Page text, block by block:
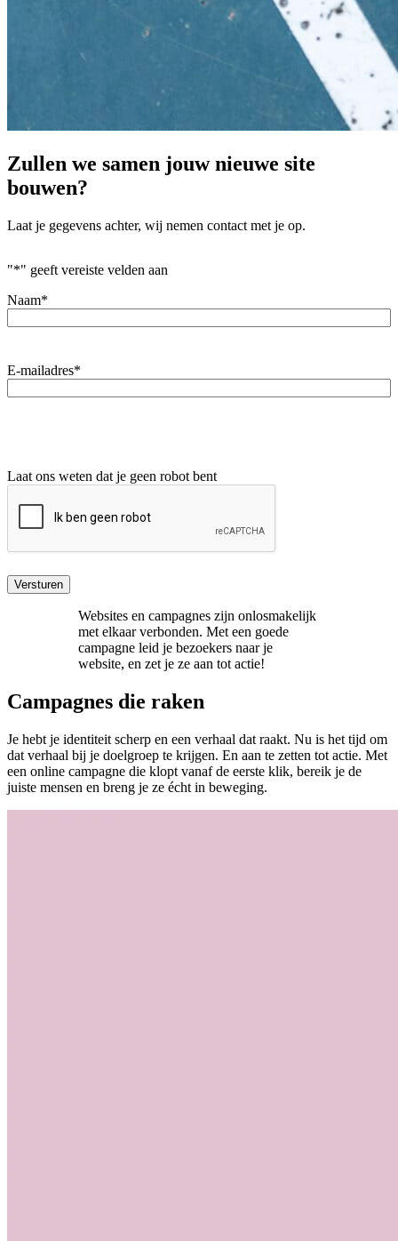
Zullen we samen jouw nieuwe site
bouwen?
Laat je gegevens achter, wij nemen contact met je op.
"*" geeft vereiste velden aan
Naam*
E-mailadres*
Laat ons weten dat je geen robot bent
Versturen
Websites en campagnes zijn onlosmakelijk
met elkaar verbonden. Met een goede
campagne leid je bezoekers naar je
website, en zet je ze aan tot actie!
Campagnes die raken
Je hebt je identiteit scherp en een verhaal dat raakt. Nu is het tijd om
dat verhaal bij je doelgroep te krijgen. En aan te zetten tot actie. Met
een online campagne die klopt vanaf de eerste klik, bereik je de
juiste mensen en breng je ze écht in beweging.